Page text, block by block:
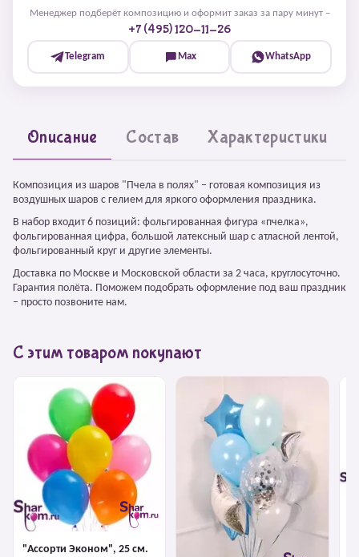
Менеджер подберёт композицию и оформит заказ за пару минут –
+7 (495) 120-11-26
Telegram Max WhatsApp
Описание Состав Характеристики
Композиция из шаров "Пчела в полях" – готовая композиция из
воздушных шаров с гелием для яркого оформления праздника.
В набор входит 6 позиций: фольгированная фигура «пчелка»,
фольгированная цифра, большой латексный шар с атласной лентой,
фольгированный круг и другие элементы.
Доставка по Москве и Московской области за 2 часа, круглосуточно.
Гарантия полёта. Поможем подобрать оформление под ваш праздник
– просто позвоните нам.
С этим товаром покупают
"Ассорти Эконом", 25 см.